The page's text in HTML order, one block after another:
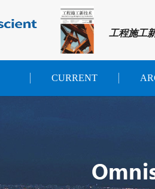
工程施工
CURRENT